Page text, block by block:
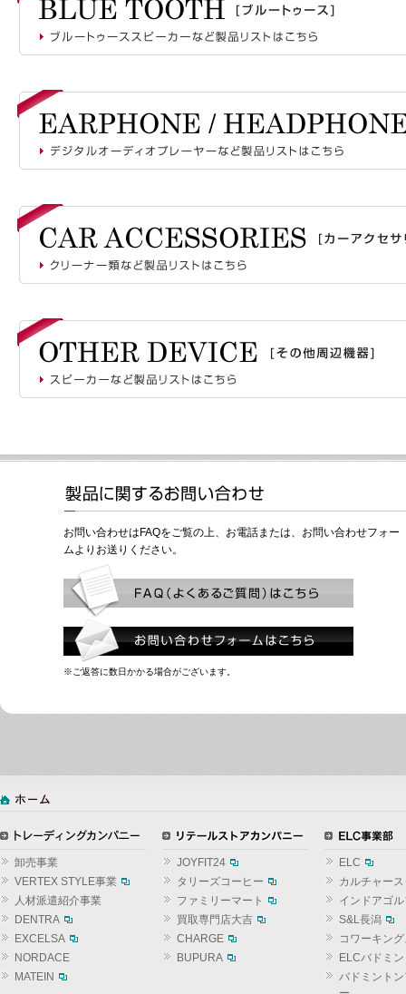
お問い合わせはFAQをご覧の上、お電話または、お問い合わせフォー
ムよりお送りください。
※ご返答に数日かかる場合がございます。
卸売事業
VERTEX STYLE事業
人材派遣紹介事業
DENTRA
EXCELSA
NORDACE
MATEIN
JOYFIT24
タリーズコーヒー
ファミリーマート
買取専門店大吉
CHARGE
BUPURA
ELC
カルチャー
インドアゴ
S&L長潟
コワーキン
ELCバドミ
バドミント